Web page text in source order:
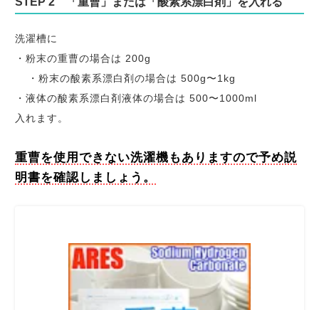
洗濯槽に
・粉末の重曹の場合は 200g
・粉末の酸素系漂白剤の場合は 500g〜1kg
・液体の酸素系漂白剤液体の場合は 500〜1000ml
入れます。
重曹を使用できない洗濯機もありますので予め説
明書を確認しましょう。